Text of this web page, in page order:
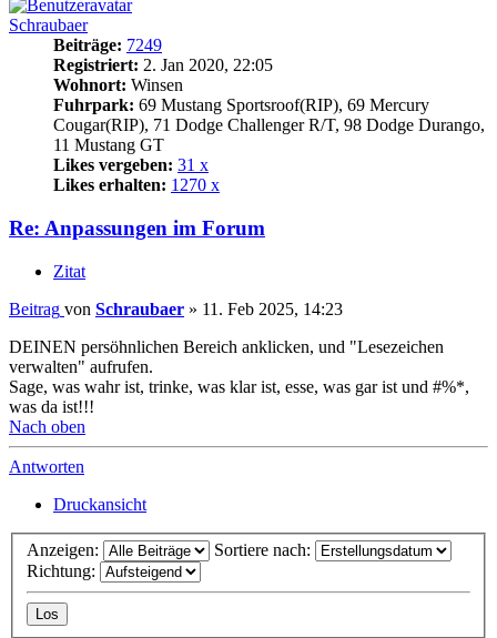
Schraubaer
Beiträge: 7249
Registriert: 2. Jan 2020, 22:05
Wohnort: Winsen
Fuhrpark: 69 Mustang Sportsroof(RIP), 69 Mercury
Cougar(RIP), 71 Dodge Challenger R/T, 98 Dodge Durango,
11 Mustang GT
Likes vergeben: 31 x
Likes erhalten: 1270 x
Re: Anpassungen im Forum
Zitat
Beitrag von Schraubaer » 11. Feb 2025, 14:23
DEINEN persöhnlichen Bereich anklicken, und "Lesezeichen
verwalten" aufrufen.
Sage, was wahr ist, trinke, was klar ist, esse, was gar ist und #%*,
was da ist!!!
Nach oben
Antworten
Druckansicht
Anzeigen:
Sortiere nach:
Richtung: